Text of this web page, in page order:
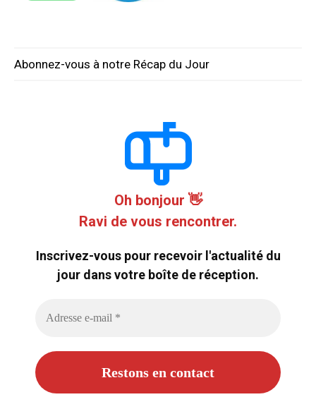
Abonnez-vous à notre Récap du Jour
Oh bonjour 👋
Ravi de vous rencontrer.
Inscrivez-vous pour recevoir l'actualité du
jour dans votre boîte de réception.